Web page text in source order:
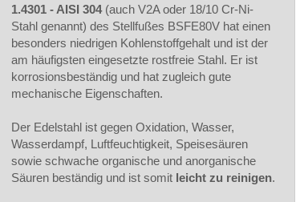
1.4301 - AISI 304(auch V2A oder 18/10 Cr-Ni-
Stahl genannt) des Stellfußes BSFE80V hat einen
besonders niedrigen Kohlenstoffgehalt und ist der
am häufigsten eingesetzte rostfreie Stahl. Er ist
korrosionsbeständig und hat zugleich gute
mechanische Eigenschaften.
Der Edelstahl ist gegen Oxidation, Wasser,
Wasserdampf, Luftfeuchtigkeit, Speisesäuren
sowie schwache organische und anorganische
Säuren beständig und ist somit leicht zu reinigen.